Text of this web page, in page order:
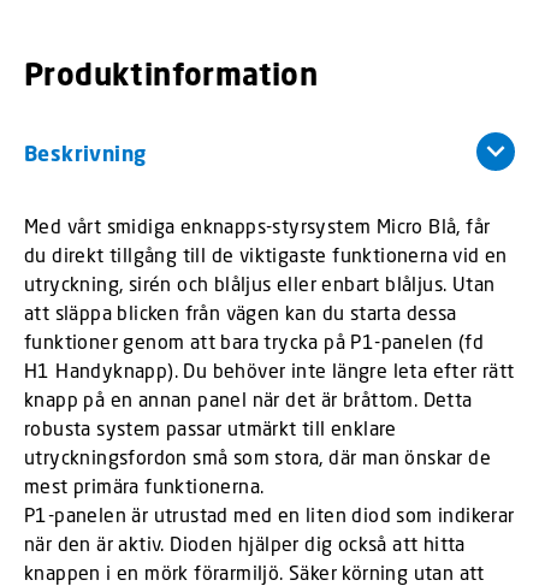
Produktinformation
Beskrivning
Med vårt smidiga enknapps-styrsystem Micro Blå, får
du direkt tillgång till de viktigaste funktionerna vid en
utryckning, sirén och blåljus eller enbart blåljus. Utan
att släppa blicken från vägen kan du starta dessa
funktioner genom att bara trycka på P1-panelen (fd
H1 Handyknapp). Du behöver inte längre leta efter rätt
knapp på en annan panel när det är bråttom. Detta
robusta system passar utmärkt till enklare
utryckningsfordon små som stora, där man önskar de
mest primära funktionerna.
P1-panelen är utrustad med en liten diod som indikerar
när den är aktiv. Dioden hjälper dig också att hitta
knappen i en mörk förarmiljö. Säker körning utan att